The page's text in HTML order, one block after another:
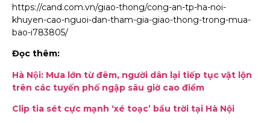
https://cand.com.vn/giao-thong/cong-an-tp-ha-noi-
khuyen-cao-nguoi-dan-tham-gia-giao-thong-trong-mua-
bao-i783805/
Đọc thêm:
Hà Nội: Mưa lớn từ đêm, người dân lại tiếp tục vật lộn
trên các tuyến phố ngập sâu giờ cao điểm
Clip tia sét cực mạnh ‘xé toạc’ bầu trời tại Hà Nội